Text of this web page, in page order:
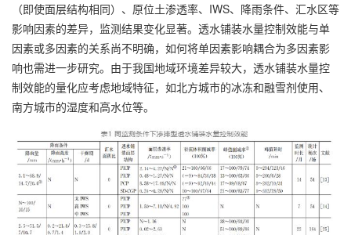
（即使面层结构相同）、原位土渗透率、IWS、降雨条件、汇水区等
影响因素的差异，监测结果变化显著。透水铺装水量控制效能与单
因素或多因素的关系尚不明确，如何将单因素影响耦合为多因素影
响也需进一步研究。由于我国地域环境差异较大，透水铺装水量控
制效能的量化应考虑地域特征，如北方城市的冰冻和融雪剂使用、
南方城市的湿度和高水位等。